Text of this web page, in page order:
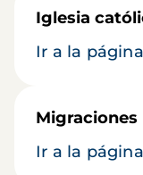
Iglesia
Ir a la
Migraciones
Ir a la